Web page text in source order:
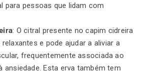
para pessoas que lidam com
: O citral presente no capim cidreira
e pode ajudar a aliviar a
frequentemente associada ao
ansiedade. Esta erva também tem